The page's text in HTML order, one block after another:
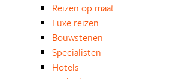
Reizen op maat
Luxe reizen
Bouwstenen
Specialisten
Hotels